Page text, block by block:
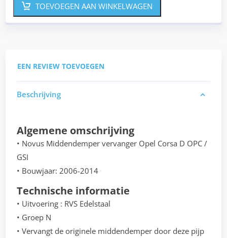
TOEVOEGEN AAN WINKELWAGEN
EEN REVIEW TOEVOEGEN
Beschrijving
Algemene omschrijving
• Novus Middendemper vervanger Opel Corsa D OPC /
GSI
• Bouwjaar: 2006-2014
Technische informatie
• Uitvoering : RVS Edelstaal
• Groep N
• Vervangt de originele middendemper door deze pijp